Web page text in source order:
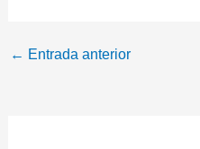
← Entrada anterior